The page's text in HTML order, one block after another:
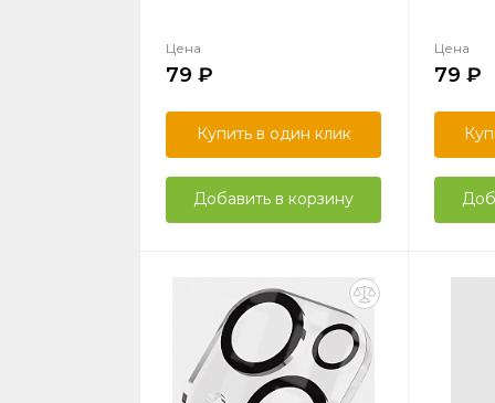
Цена
79
Купить в один клик
Добавить в корзину
Цена
79